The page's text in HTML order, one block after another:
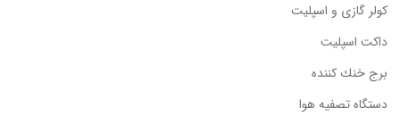
كولر گازی و اسپليت
داكت اسپليت
برج خنك كننده
دستگاه تصفيه هوا